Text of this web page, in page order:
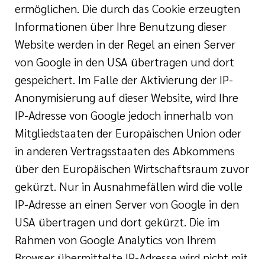
ermöglichen. Die durch das Cookie erzeugten
Informationen über Ihre Benutzung dieser
Website werden in der Regel an einen Server
von Google in den USA übertragen und dort
gespeichert. Im Falle der Aktivierung der IP-
Anonymisierung auf dieser Website, wird Ihre
IP-Adresse von Google jedoch innerhalb von
Mitgliedstaaten der Europäischen Union oder
in anderen Vertragsstaaten des Abkommens
über den Europäischen Wirtschaftsraum zuvor
gekürzt. Nur in Ausnahmefällen wird die volle
IP-Adresse an einen Server von Google in den
USA übertragen und dort gekürzt. Die im
Rahmen von Google Analytics von Ihrem